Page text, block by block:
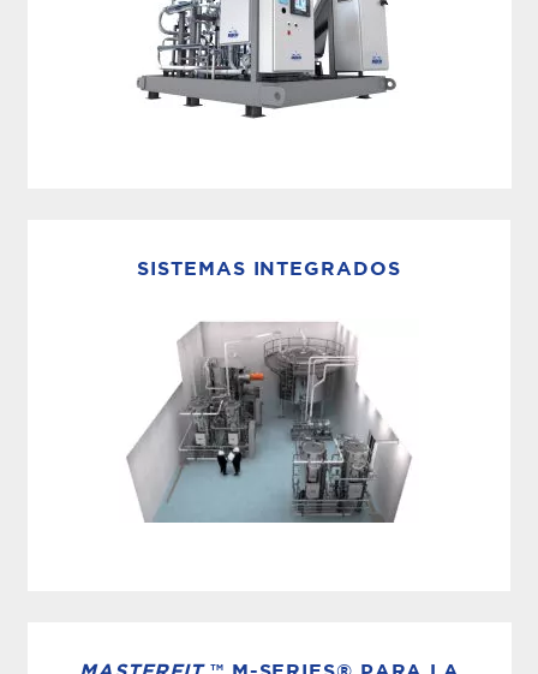
destilación por compresión de vapor para la
(WFI), lo que ayuda a los fabricantes del sector
farmacéutico y biotecnológico a alcanzar una
calidad del agua conforme a la farmacopea con
SISTEMAS INTEGRADOS
biofarmacéuticos son exigentes. Por eso, cada